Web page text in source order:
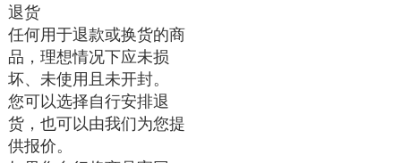
退货
任何用于退款或换货的商
品，理想情况下应未损
坏、未使用且未开封。
您可以选择自行安排退
货，也可以由我们为您提
供报价。